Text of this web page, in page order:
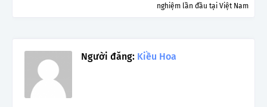
nghiệm lần đầu tại Việt Nam
Người đăng: Kiều Hoa